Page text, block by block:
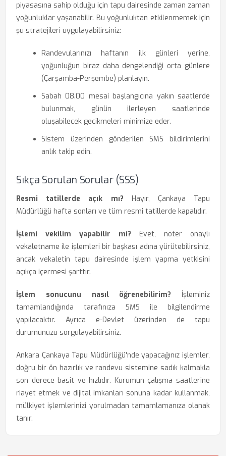
piyasasına sahip olduğu için tapu dairesinde zaman zaman
yoğunluklar yaşanabilir. Bu yoğunluktan etkilenmemek için
şu stratejileri uygulayabilirsiniz:
Randevularınızı haftanın ilk günleri yerine,
yoğunluğun biraz daha dengelendiği orta günlere
(Çarşamba-Perşembe) planlayın.
Sabah 08.00 mesai başlangıcına yakın saatlerde
bulunmak, günün ilerleyen saatlerinde
oluşabilecek gecikmeleri minimize eder.
Sistem üzerinden gönderilen SMS bildirimlerini
anlık takip edin.
Sıkça Sorulan Sorular (SSS)
Resmi tatillerde açık mı? Hayır, Çankaya Tapu
Müdürlüğü hafta sonları ve tüm resmi tatillerde kapalıdır.
İşlemi vekilim yapabilir mi? Evet, noter onaylı
vekaletname ile işlemleri bir başkası adına yürütebilirsiniz,
ancak vekaletin tapu dairesinde işlem yapma yetkisini
açıkça içermesi şarttır.
İşlem sonucunu nasıl öğrenebilirim? İşleminiz
tamamlandığında tarafınıza SMS ile bilgilendirme
yapılacaktır. Ayrıca e-Devlet üzerinden de tapu
durumunuzu sorgulayabilirsiniz.
Ankara Çankaya Tapu Müdürlüğü'nde yapacağınız işlemler,
doğru bir ön hazırlık ve randevu sistemine sadık kalmakla
son derece basit ve hızlıdır. Kurumun çalışma saatlerine
riayet etmek ve dijital imkanları sonuna kadar kullanmak,
mülkiyet işlemlerinizi yorulmadan tamamlamanıza olanak
tanır.